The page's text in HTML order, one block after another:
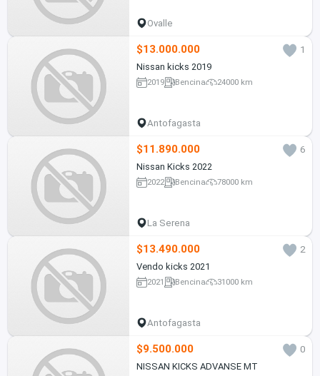
Ovalle
$13.000.000
1
Nissan kicks 2019
2019 Bencina 24000 km
Antofagasta
$11.890.000
6
Nissan Kicks 2022
2022 Bencina 78000 km
La Serena
$13.490.000
2
Vendo kicks 2021
2021 Bencina 31000 km
Antofagasta
$9.500.000
0
NISSAN KICKS ADVANSE MT